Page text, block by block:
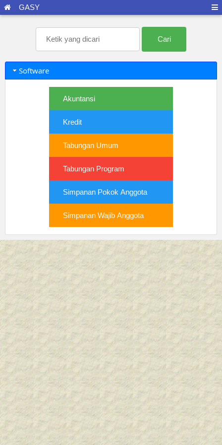
GASY
Software
Akuntansi
Kredit
Tabungan Umum
Tabungan Program
Simpanan Pokok Anggota
Simpanan Wajib Anggota